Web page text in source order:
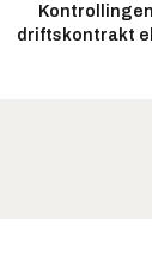
driftskontrakt